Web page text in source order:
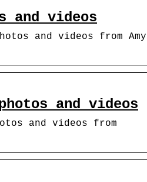
and videos
and videos from Amy
and videos
and videos from